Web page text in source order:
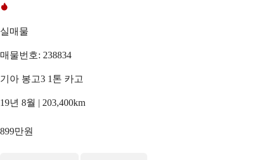
실매물
매물번호: 238834
기아 봉고3 1톤 카고
19년 8월 | 203,400km
899만원